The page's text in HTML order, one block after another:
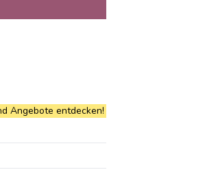
Angebote entdecken!